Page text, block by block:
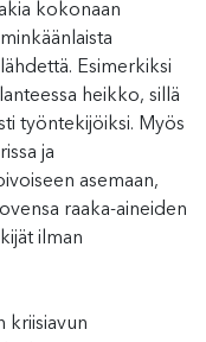
kokonaan
Esimerkiksi
heikko, sillä
työntekijöiksi. Myös
ja
asemaan,
raaka-aineiden
ilman
kriisiavun